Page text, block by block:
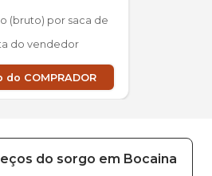
(bruto) por saca de
do vendedor
COMPRADOR
do sorgo em Bocaina